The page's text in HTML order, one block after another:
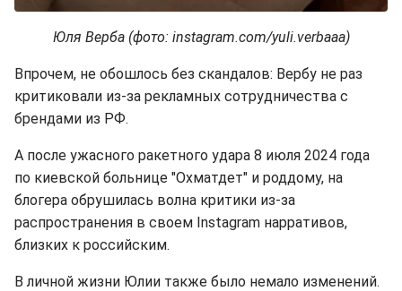
Юля Верба (фото: instagram.com/yuli.verbaaa)
Впрочем, не обошлось без скандалов: Вербу не раз
критиковали из-за рекламных сотрудничества с
брендами из РФ.
А после ужасного ракетного удара 8 июля 2024 года
по киевской больнице "Охматдет" и роддому, на
блогера обрушилась волна критики из-за
распространения в своем Instagram нарративов,
близких к российским.
В личной жизни Юлии также было немало изменений.